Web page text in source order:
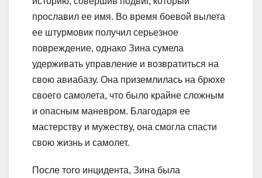
прославил ее имя. Во время боевой вылета
ее штурмовик получил серьезное
повреждение, однако Зина сумела
удерживать управление и возвратиться на
свою авиабазу. Она приземлилась на брюхе
своего самолета, что было крайне сложным
и опасным маневром. Благодаря ее
мастерству и мужеству, она смогла спасти
свою жизнь и самолет.
После того инцидента, Зина была